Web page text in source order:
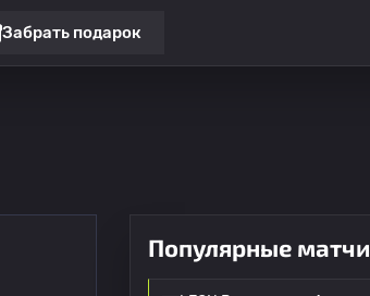
Забрать подарок
Популярные матчи